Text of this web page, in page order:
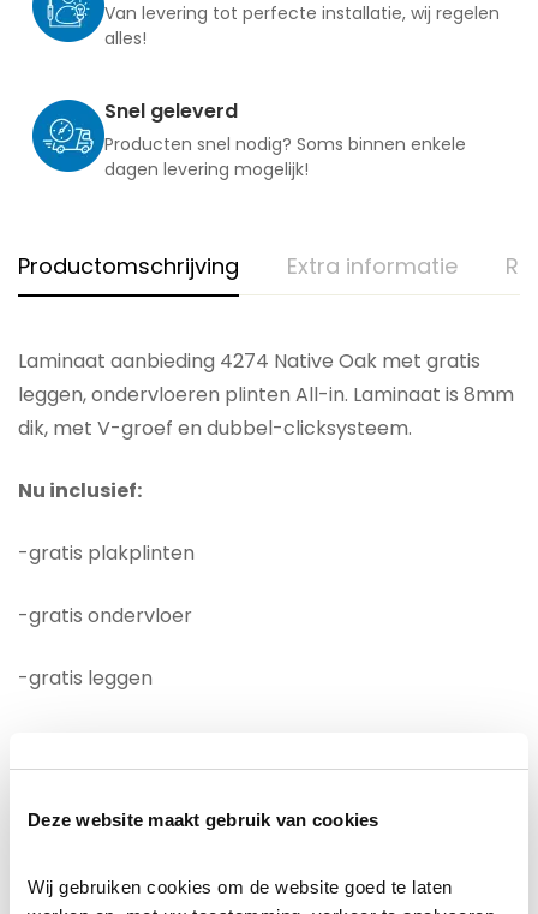
Deze website maakt gebruik van cookies
Wij gebruiken cookies om de website goed te laten
Van levering tot perfecte installatie, wij regelen
alles!
Snel geleverd
Producten snel nodig? Soms binnen enkele
dagen levering mogelijk!
Productomschrijving Extra informatie
Laminaat aanbieding 4274 Native Oak met gratis
leggen, ondervloeren plinten All-in. Laminaat is 8mm
dik, met V-groef en dubbel-clicksysteem.
Nu inclusief:
-gratis plakplinten
-gratis ondervloer
-gratis leggen
verbinding.Met 20 Jaar fabrieksgarantie is dit
laminaat uitermate geschikt voor uw woning. Dit
onderhoudsvriendelijk en goed bestand tegen de
dynamiek van het gezinsleven.